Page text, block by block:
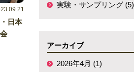
日本
実験・サンプリング (5)
アーカイブ
2026年4月 (1)